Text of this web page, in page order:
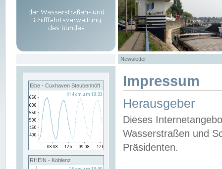
Newsletter
Elbe - Cuxhaven Steubenhöft
RHEIN - Koblenz
Impressum
Herausgeber
Dieses
Wasserstraßen und
Präsidenten.